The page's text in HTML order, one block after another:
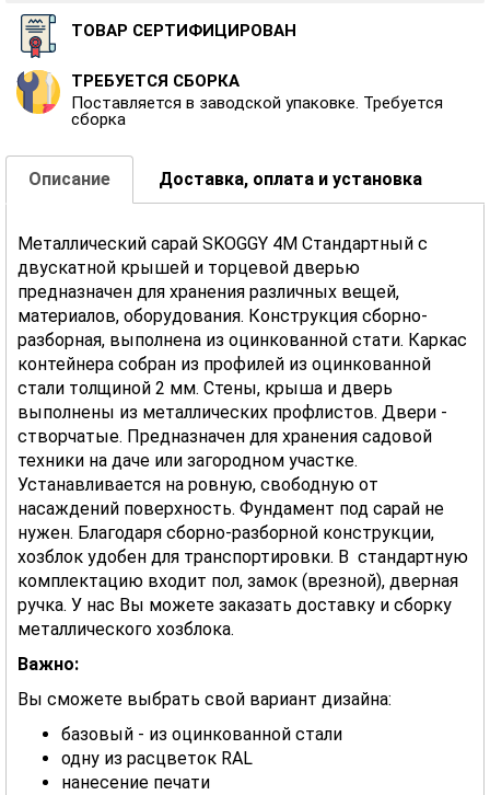
ТОВАР СЕРТИФИЦИРОВАН
ТРЕБУЕТСЯ СБОРКА
Поставляется в заводской упаковке. Требуется
сборка
Описание Доставка, оплата и установка
Металлический сарай SKOGGY 4М Стандартный с
двускатной крышей и торцевой дверью
предназначен для хранения различных вещей,
материалов, оборудования. Конструкция сборно-
разборная, выполнена из оцинкованной стати. Каркас
контейнера собран из профилей из оцинкованной
стали толщиной 2 мм. Стены, крыша и дверь
выполнены из металлических профлистов. Двери -
створчатые. Предназначен для хранения садовой
техники на даче или загородном участке.
Устанавливается на ровную, свободную от
насаждений поверхность. Фундамент под сарай не
нужен. Благодаря сборно-разборной конструкции,
хозблок удобен для транспортировки. В стандартную
комплектацию входит пол, замок (врезной), дверная
ручка. У нас Вы можете заказать доставку и сборку
металлического хозблока.
Важно:
Вы сможете выбрать свой вариант дизайна:
базовый - из оцинкованной стали
одну из расцветок RAL
нанесение печати